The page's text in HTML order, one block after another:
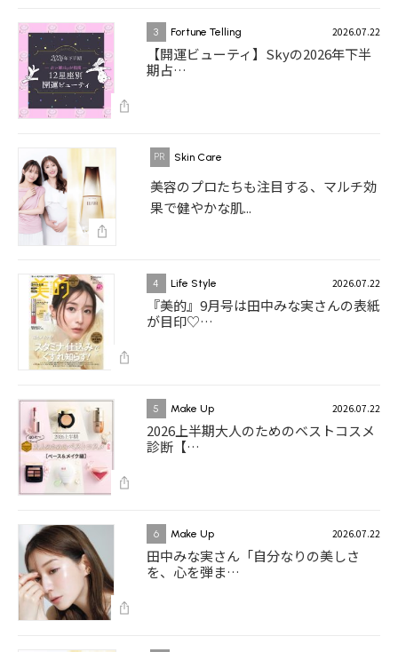
3 Fortune Telling 2026.07.22
【開運ビューティ】Skyの2026年下半
期占…
Skin Care
美容のプロたちも注目する、マルチ効
果で健やかな肌...
4 Life Style 2026.07.22
『美的』9月号は田中みな実さんの表紙
が目印♡…
5 Make Up 2026.07.22
2026上半期大人のためのベストコスメ
診断【…
6 Make Up 2026.07.22
田中みな実さん「自分なりの美しさ
を、心を弾ま…